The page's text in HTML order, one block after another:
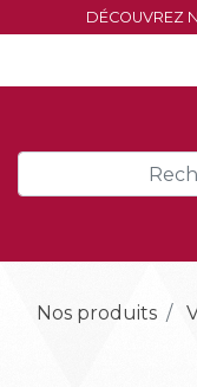
DÉCOUVREZ
Nos produits